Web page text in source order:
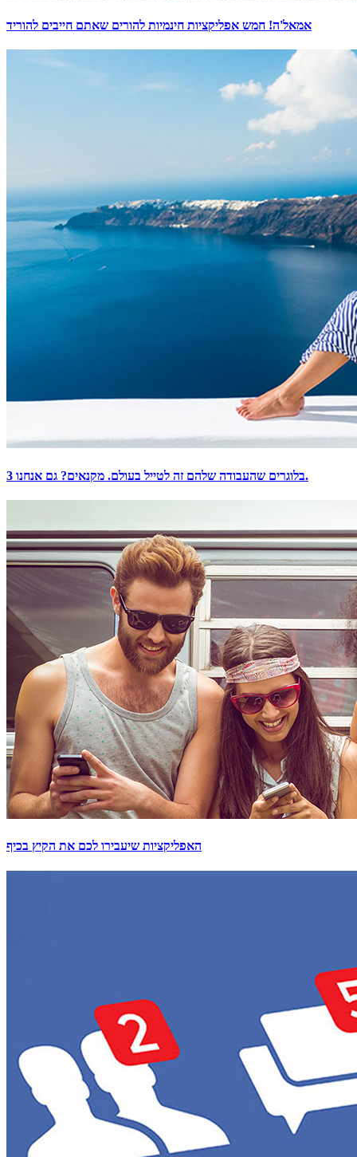
אמאל'ה! חמש אפליקציות חינמיות להורים שאתם חייבים להוריד
3 בלוגרים שהעבודה שלהם זה לטייל בעולם. מקנאים? גם אנחנו.
האפליקציות שיעבירו לכם את הקיץ בכיף